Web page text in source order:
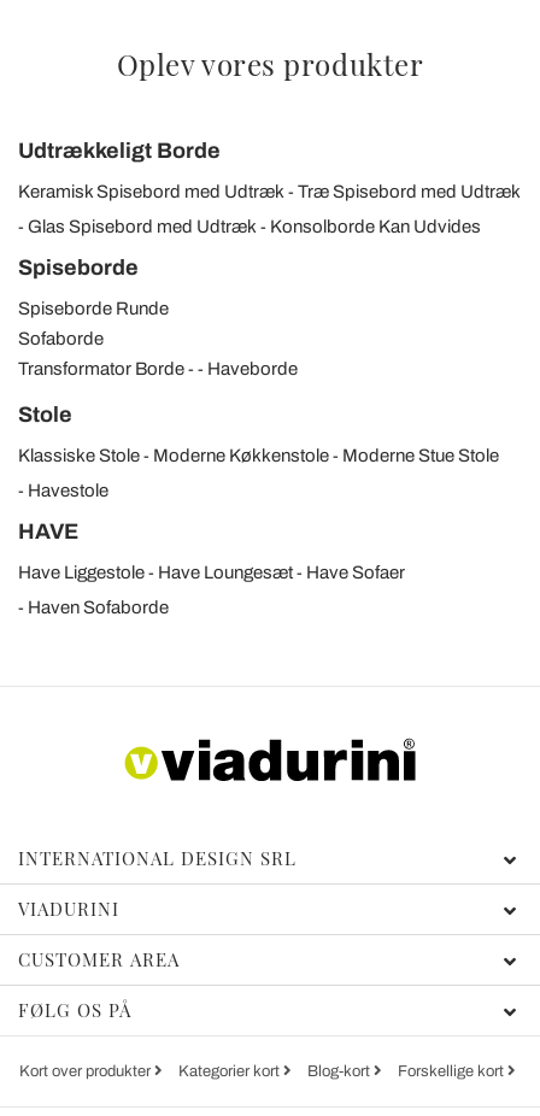
Oplev vores produkter
Udtrækkeligt Borde
Keramisk Spisebord med Udtræk
Træ Spisebord med Udtræk
Glas Spisebord med Udtræk
Konsolborde Kan Udvides
Spiseborde
Spiseborde Runde
Sofaborde
Transformator Borde
Haveborde
Stole
Klassiske Stole Moderne Køkkenstole
Moderne Stue Stole
Havestole
HAVE
Have Liggestole Have Loungesæt
Have Sofaer
Haven Sofaborde
INTERNATIONAL DESIGN SRL
VIADURINI
CUSTOMER AREA
FØLG OS PÅ
Kort over produkter Kategorier kort Blog-kort Forskellige kort